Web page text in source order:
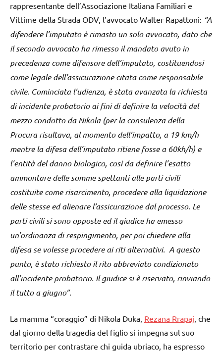
rappresentante dell’Associazione Italiana Familiari e
Vittime della Strada ODV, l’avvocato Walter Rapattoni: “A
difendere l’imputato è rimasto un solo avvocato, dato che
il secondo avvocato ha rimesso il mandato avuto in
precedenza come difensore dell’imputato, costituendosi
come legale dell’assicurazione citata come responsabile
civile. Cominciata l’udienza, è stata avanzata la richiesta
di incidente probatorio ai fini di definire la velocità del
mezzo condotto da Nikola (per la consulenza della
Procura risultava, al momento dell’impatto, a 19 km/h
mentre la difesa dell’imputato ritiene fosse a 60kh/h) e
l’entità del danno biologico, così da definire l’esatto
ammontare delle somme spettanti alle parti civili
costituite come risarcimento, procedere alla liquidazione
delle stesse ed alienare l’assicurazione dal processo. Le
parti civili si sono opposte ed il giudice ha emesso
un’ordinanza di respingimento, per poi chiedere alla
difesa se volesse procedere ai riti alternativi. A questo
punto, è stato richiesto il rito abbreviato condizionato
all’incidente probatorio. Il giudice si è riservato, rinviando
il tutto a giugno”.
La mamma “coraggio” di Nikola Duka, Rezana Rrapaj, che
dal giorno della tragedia del figlio si impegna sul suo
territorio per contrastare chi guida ubriaco, ha espresso